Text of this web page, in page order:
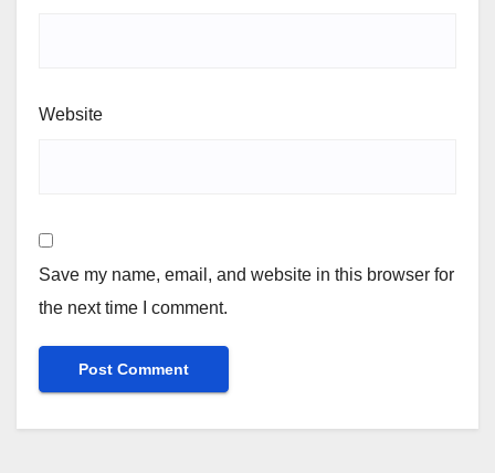
Website
Save my name, email, and website in this browser for
the next time I comment.